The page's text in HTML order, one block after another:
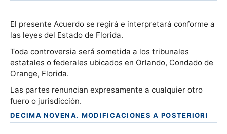
El presente Acuerdo se regirá e interpretará conforme a
las leyes del Estado de Florida.
Toda controversia será sometida a los tribunales
estatales o federales ubicados en Orlando, Condado de
Orange, Florida.
Las partes renuncian expresamente a cualquier otro
fuero o jurisdicción.
DECIMA NOVENA. MODIFICACIONES A POSTERIORI